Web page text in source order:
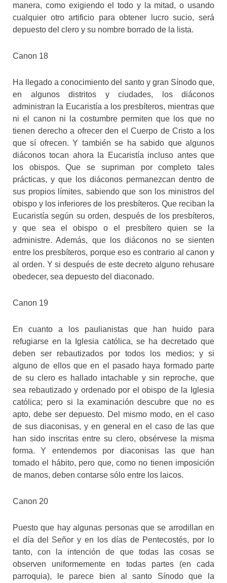
manera, como exigiendo el todo y la mitad, o usando
cualquier otro artificio para obtener lucro sucio, será
depuesto del clero y su nombre borrado de la lista.
Canon 18
Ha llegado a conocimiento del santo y gran Sínodo que,
en algunos distritos y ciudades, los diáconos
administran la Eucaristía a los presbíteros, mientras que
ni el canon ni la costumbre permiten que los que no
tienen derecho a ofrecer den el Cuerpo de Cristo a los
que sí ofrecen. Y también se ha sabido que algunos
diáconos tocan ahora la Eucaristía incluso antes que
los obispos. Que se supriman por completo tales
prácticas, y que los diáconos permanezcan dentro de
sus propios límites, sabiendo que son los ministros del
obispo y los inferiores de los presbíteros. Que reciban la
Eucaristía según su orden, después de los presbíteros,
y que sea el obispo o el presbítero quien se la
administre. Además, que los diáconos no se sienten
entre los presbíteros, porque eso es contrario al canon y
al orden. Y si después de este decreto alguno rehusare
obedecer, sea depuesto del diaconado.
Canon 19
En cuanto a los paulianistas que han huido para
refugiarse en la Iglesia católica, se ha decretado que
deben ser rebautizados por todos los medios; y si
alguno de ellos que en el pasado haya formado parte
de su clero es hallado intachable y sin reproche, que
sea rebautizado y ordenado por el obispo de la Iglesia
católica; pero si la examinación descubre que no es
apto, debe ser depuesto. Del mismo modo, en el caso
de sus diaconisas, y en general en el caso de las que
han sido inscritas entre su clero, obsérvese la misma
forma. Y entendemos por diaconisas las que han
tomado el hábito, pero que, como no tienen imposición
de manos, deben contarse sólo entre los laicos.
Canon 20
Puesto que hay algunas personas que se arrodillan en
el día del Señor y en los días de Pentecostés, por lo
tanto, con la intención de que todas las cosas se
observen uniformemente en todas partes (en cada
parroquia), le parece bien al santo Sínodo que la